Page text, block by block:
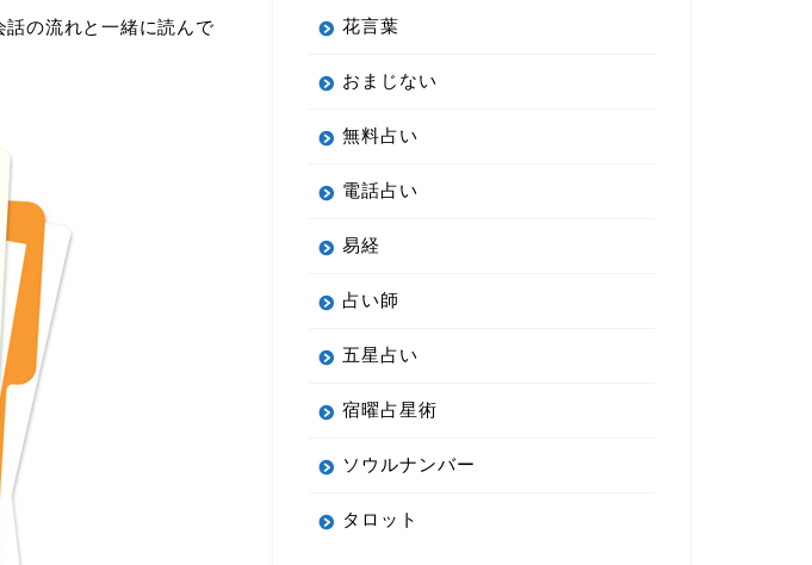
の流れと一緒に読んで
花言葉
おまじない
無料占い
電話占い
易経
占い師
五星占い
宿曜占星術
ソウルナンバー
タロット